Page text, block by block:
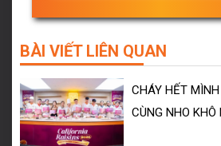
BÀI VIẾT LIÊN QUAN
CHÁY HẾT
CÙNG NHO KHÔ